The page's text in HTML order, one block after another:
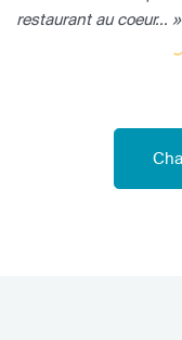
restaurant au coeur... »